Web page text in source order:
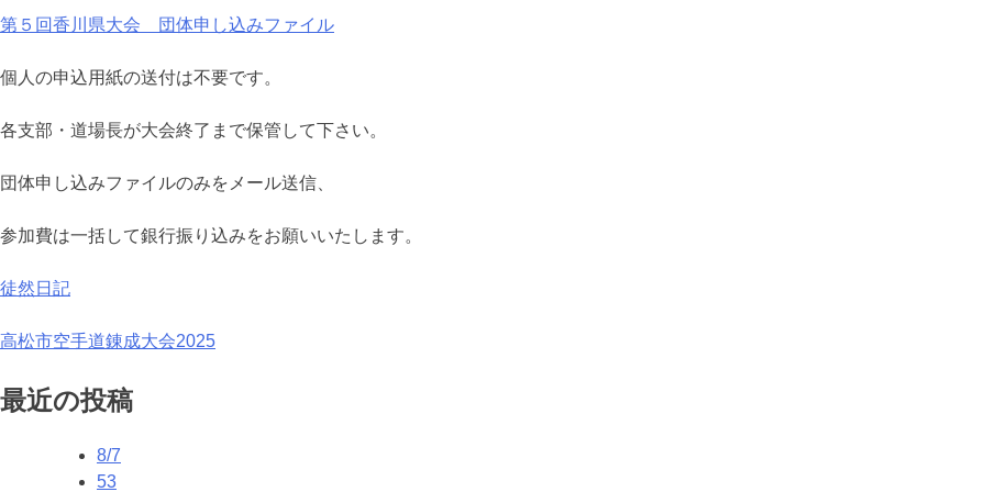
第５回香川県大会 団体申し込みファイル
個人の申込用紙の送付は不要です。
各支部・道場長が大会終了まで保管して下さい。
団体申し込みファイルのみをメール送信、
参加費は一括して銀行振り込みをお願いいたします。
徒然日記
投
稿
高松市空手道錬成大会2025
最近の投稿
8/7
53